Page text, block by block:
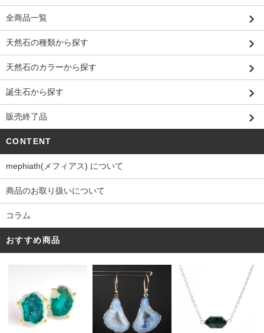
全商品一覧
天然石の種類から探す
天然石のカラーから探す
誕生石から探す
販売終了品
CONTENT
mephiath(メフィアス) について
商品のお取り扱いについて
コラム
おすすめ商品